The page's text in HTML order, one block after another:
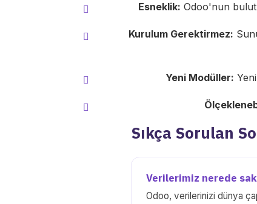
Esneklik: Odoo'nun bulut
Kurulum Gerektirmez:
Yeni Modüller:
Sıkça Sorulan
Verilerimiz nerede
Odoo, verilerinizi dünya